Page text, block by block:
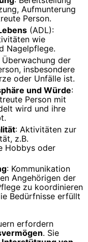
Aufmunterung
Person.
(ADL):
wie
Nagelpflege.
Überwachung der
insbesondere
oder Unfälle ist.
und Würde:
Person mit
wird und ihre
: Aktivitäten zur
z.B.
Hobbys oder
: Kommunikation
Angehörigen der
zu koordinieren
Bedürfnisse erfüllt
erfordern
. Sie